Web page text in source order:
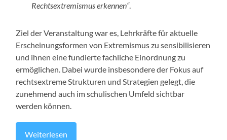
Rechtsextremismus erkennen“.
Ziel der Veranstaltung war es, Lehrkräfte für aktuelle
Erscheinungsformen von Extremismus zu sensibilisieren
und ihnen eine fundierte fachliche Einordnung zu
ermöglichen. Dabei wurde insbesondere der Fokus auf
rechtsextreme Strukturen und Strategien gelegt, die
zunehmend auch im schulischen Umfeld sichtbar
werden können.
Weiterlesen